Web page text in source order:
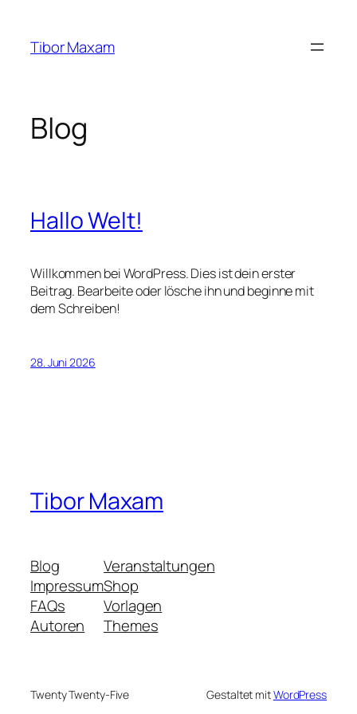
springen
Tibor Maxam
Blog
Hallo Welt!
Willkommen bei WordPress. Dies ist dein erster
Beitrag. Bearbeite oder lösche ihn und beginne mit
dem Schreiben!
28. Juni 2026
Tibor Maxam
Blog
Impressum
FAQs
Autoren
Veranstaltungen
Shop
Vorlagen
Themes
Twenty Twenty-Five Gestaltet mitWordPress